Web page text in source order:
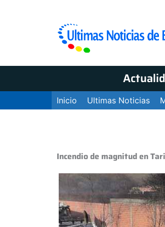
Inicio Ultimas Noticias
Incendio de magnitud en